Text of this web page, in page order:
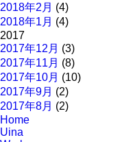
2018年2月 (4)
2018年1月 (4)
2017
2017年12月 (3)
2017年11月 (8)
2017年10月 (10)
2017年9月 (2)
2017年8月 (2)
Home
Uina